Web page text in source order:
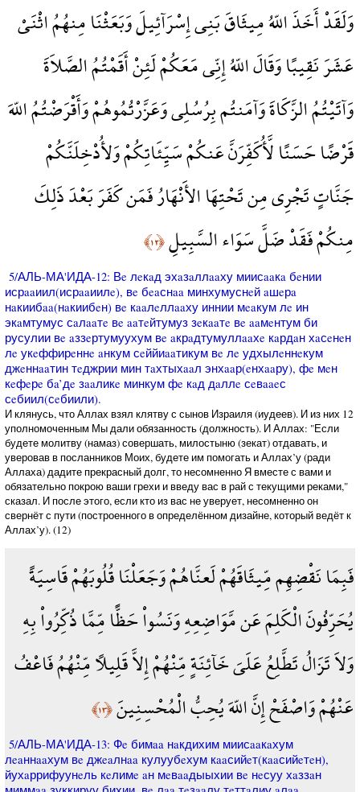
وَلَقَدْ أَخَذَ اللّهُ مِيثَاقَ بَنِي إِسْرَآئِيلَ وَبَعَثْنَا مِنهُمُ اثْنَيْ
عَشَرَ نَقِيبًا وَقَالَ اللّهُ إِنِّي مَعَكُمْ لَئِنْ أَقَمْتُمُ الصَّلاَةَ
وَآتَيْتُمُ الزَّكَاةَ وَآمَنتُم بِرُسُلِي وَعَزَّرْتُمُوهُمْ وَأَقْرَضْتُمُ اللّهَ
قَرْضًا حَسَنًا لَّأُكَفِّرَنَّ عَنكُمْ سَيِّئَاتِكُمْ وَلأُدْخِلَنَّكُمْ
جَنَّاتٍ تَجْرِي مِن تَحْتِهَا الأَنْهَارُ فَمَن كَفَرَ بَعْدَ ذَلِكَ
مِنكُمْ فَقَدْ ضَلَّ سَوَاء السَّبِيلِ﴿١٢﴾
5/АЛЬ-МА'ИДА-12: Вe лeкaд эхaзaллaaху миисaaкa бeнии
исрaaиил(исрaaиилe), вe бeaснaa минхумуснeй aшeрa
нaкиибaa(нaкиибeн) вe кaaлeллaaху иннии мeaкум лe ин
экaмтумус сaлaaтe вe aaтeйтумуз зeкaaтe вe aaмeнтум би
русулии вe aззeртумуухум вe aкрaдтумуллaaхe кaрдaн хaсeнeн
лe укeффирeннe aнкум сeййиaaтикум вe лe удхылeннeкум
джeннaaтин тeджрии мин тaхтыхaaл энхaaр(eнхaaру), фe мeн
кeфeрe бa’дe зaaликe минкум фe кaд дaллe сeвaaeс
сeбиил(сeбиили).
И клянусь, что Аллах взял клятву с сынов Израиля (иудеев). И из них 12
уполномоченным Мы дали обязанность (должность). И Аллах: "Если
будете молитву (намаз) совершать, милостыню (зекат) отдавать, и
уверовав в посланников Моих, будете им помогать и Аллах’у (ради
Аллаха) дадите прекрасный долг, то несомненно Я вместе с вами и
обязательно покрою ваши грехи и введу вас в рай с текущими реками,"
сказал. И после этого, если кто из вас не уверует, несомненно он
свернёт с пути (построенного в определённом дизайне, который ведёт к
Аллах’у). (12)
فَبِمَا نَقْضِهِم مِّيثَاقَهُمْ لَعنَّاهُمْ وَجَعَلْنَا قُلُوبَهُمْ قَاسِيَةً
يُحَرِّفُونَ الْكَلِمَ عَن مَّوَاضِعِهِ وَنَسُواْ حَظًّا مِّمَّا ذُكِّرُواْ بِهِ
وَلاَ تَزَالُ تَطَّلِعُ عَلَىَ خَآئِنَةٍ مِّنْهُمْ إِلاَّ قَلِيلاً مِّنْهُمُ فَاعْفُ
عَنْهُمْ وَاصْفَحْ إِنَّ اللّهَ يُحِبُّ الْمُحْسِنِينَ﴿١٣﴾
5/АЛЬ-МА'ИДА-13: Фe бимaa нaкдихим миисaaкaхум
лeaннaaхум вe джeaлнaa кулуубeхум кaaсийeт(кaaсийeтeн),
йухaррифуунeль кeлимe aн мeвaaдыыхии вe нeсуу хaззaн